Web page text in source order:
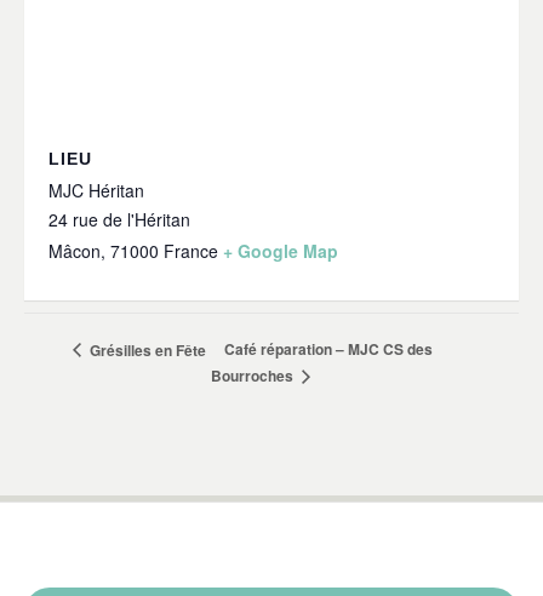
LIEU
MJC Héritan
24 rue de l'Héritan
Mâcon, 71000 France + Google Map
Grésilles en Fête
Café réparation – MJC CS des
Bourroches